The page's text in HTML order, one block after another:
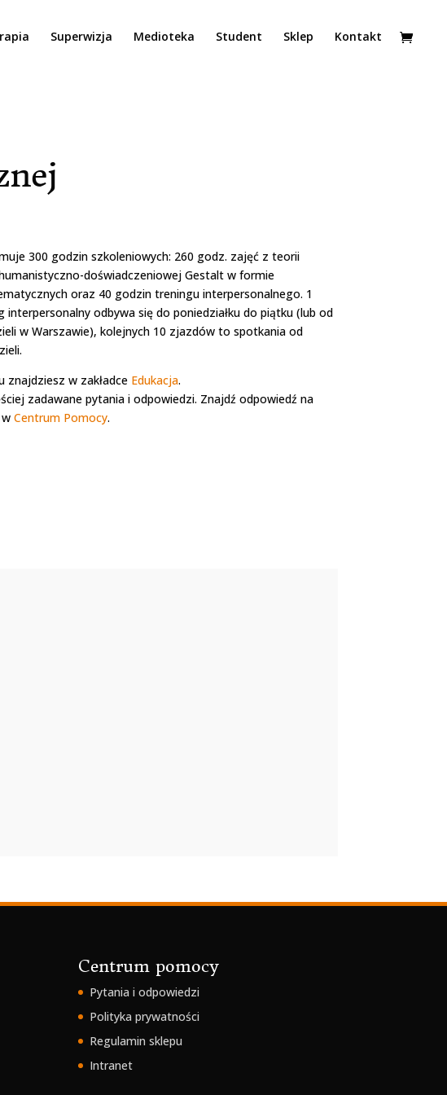
Superwizja Medioteka Student Sklep Kontakt
300 godzin szkoleniowych: 260 godz. zajęć z teorii
doświadczeniowej Gestalt w formie
oraz 40 godzin treningu interpersonalnego. 1
interpersonalny odbywa się do poniedziałku do piątku (lub od
w Warszawie), kolejnych 10 zjazdów to spotkania od
znajdziesz w zakładce Edukacja.
zadawane pytania i odpowiedzi. Znajdź odpowiedź na
Centrum Pomocy.
Centrum pomocy
Pytania i odpowiedzi
Polityka prywatności
Regulamin sklepu
Intranet